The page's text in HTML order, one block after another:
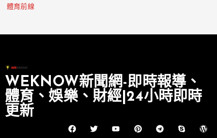
體育前線
WEKNOW新聞網-即時報導、
體育、娛樂、財經|24小時即時
更新